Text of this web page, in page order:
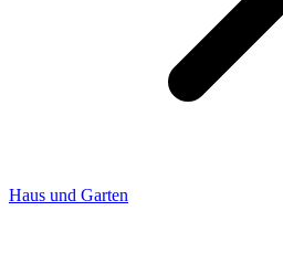
Haus und Garten